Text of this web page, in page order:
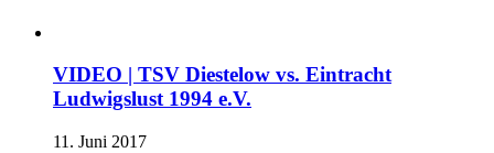
VIDEO | TSV Diestelow vs. Eintracht
Ludwigslust 1994 e.V.
11. Juni 2017